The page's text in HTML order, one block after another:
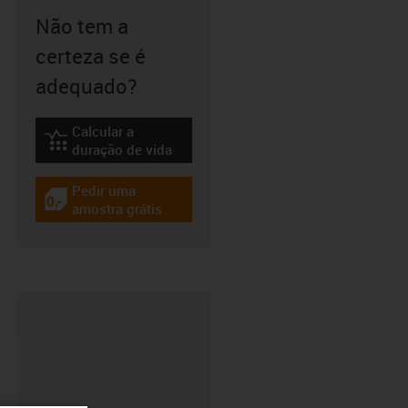
Não tem a
certeza se é
adequado?
igus-icon-lebensdauerrechner
Calcular a
duração de vida
igus-icon-gratismuster
Pedir uma
amostra grátis